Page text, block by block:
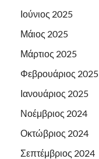
Ιούνιος 2025
Μάιος 2025
Μάρτιος 2025
Φεβρουάριος 2025
Ιανουάριος 2025
Νοέμβριος 2024
Οκτώβριος 2024
Σεπτέμβριος 2024